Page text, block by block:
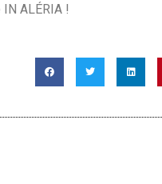
ALÉRIA !